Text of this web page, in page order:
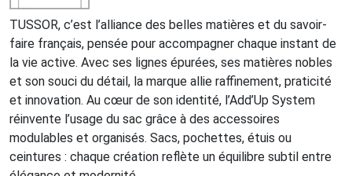
TUSSOR, c’est l’alliance des belles matières et du savoir-
faire français, pensée pour accompagner chaque instant de
la vie active. Avec ses lignes épurées, ses matières nobles
et son souci du détail, la marque allie raffinement, praticité
et innovation. Au cœur de son identité, l’Add’Up System
réinvente l’usage du sac grâce à des accessoires
modulables et organisés. Sacs, pochettes, étuis ou
ceintures : chaque création reflète un équilibre subtil entre